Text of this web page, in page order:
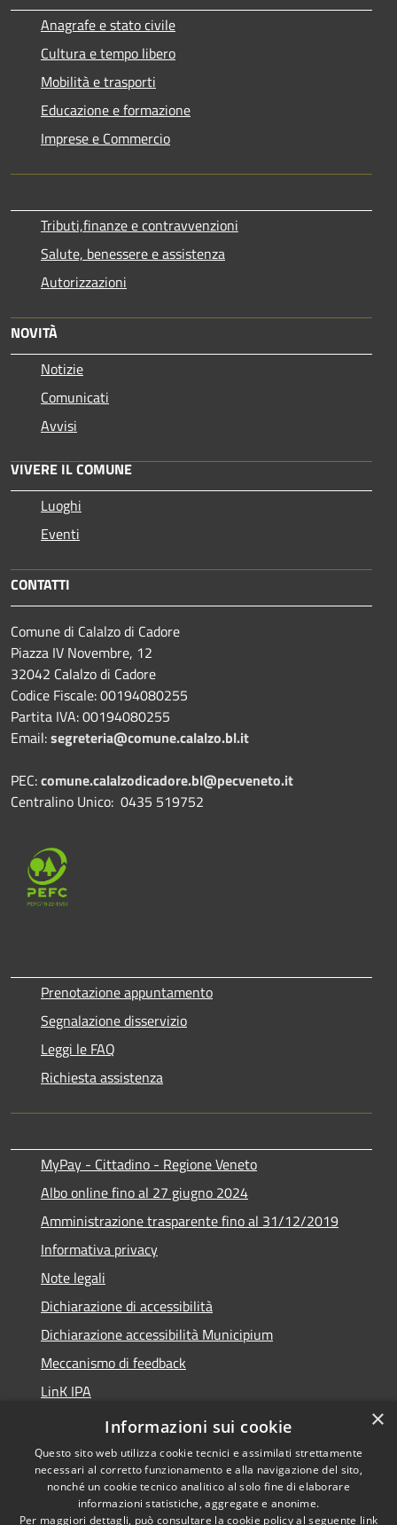
Anagrafe e stato civile
Cultura e tempo libero
Mobilità e trasporti
Educazione e formazione
Imprese e Commercio
Tributi,finanze e contravvenzioni
Salute, benessere e assistenza
Autorizzazioni
NOVITÀ
Notizie
Comunicati
Avvisi
VIVERE IL COMUNE
Luoghi
Eventi
CONTATTI
Comune di Calalzo di Cadore
Piazza IV Novembre, 12
32042 Calalzo di Cadore
Codice Fiscale: 00194080255
Partita IVA: 00194080255
Email:segreteria@comune.calalzo.bl.it
PEC:comune.calalzodicadore.bl@pecveneto.it
Centralino Unico: 0435 519752
Prenotazione appuntamento
Segnalazione disservizio
Leggi le FAQ
Richiesta assistenza
MyPay - Cittadino - Regione Veneto
Albo online fino al 27 giugno 2024
Amministrazione trasparente fino al 31/12/2019
Informativa privacy
Note legali
Dichiarazione di accessibilità
Dichiarazione accessibilità Municipium
Meccanismo di feedback
LinK IPA
Social media policy
Copyright © 2026 • Comune di
×
Informazioni sui cookie
Questo sito web utilizza cookie tecnici e assimilati strettamente
necessari al corretto funzionamento e alla navigazione del sito,
nonché un cookie tecnico analitico al solo fine di elaborare
informazioni statistiche, aggregate e anonime.
Per maggiori dettagli, può consultare la cookie policy al seguente link